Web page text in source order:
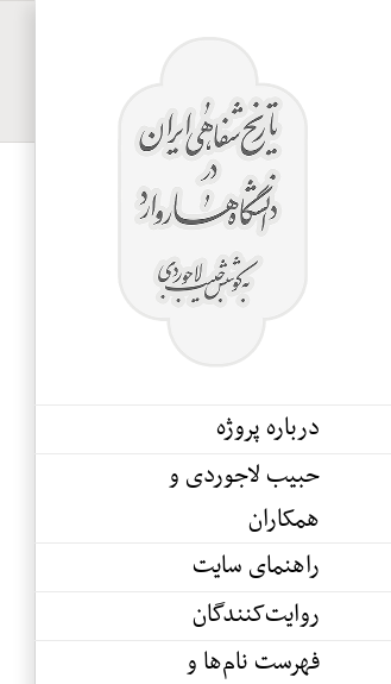
درباره پروژه
حبیب لاجوردی و
همکاران
راهنمای سایت
روایت‌کنندگان
فهرست نام‌ها و